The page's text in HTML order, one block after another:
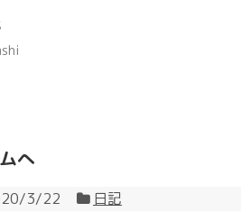
へ
3/22 日記